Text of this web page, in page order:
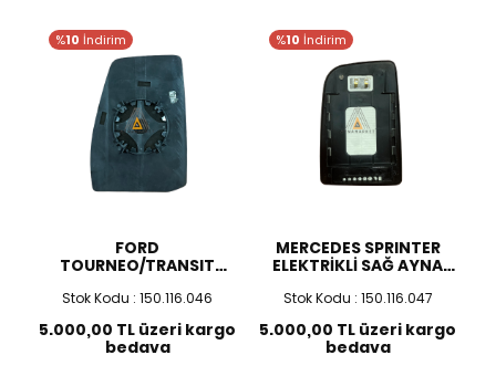
%10 İndirim
FORD
TOURNEO/TRANSIT
ELEKTRİKLİ SAĞ AYNA
CAMI
Stok Kodu : 150.116.046
5.000,00 TL üzeri kargo
bedava
%10 İndirim
MERCEDES SPRINTER
ELEKTRİKLİ SAĞ AYNA
Stok Kodu : 150.116.047
5.000,00 TL üzeri kargo
bedava